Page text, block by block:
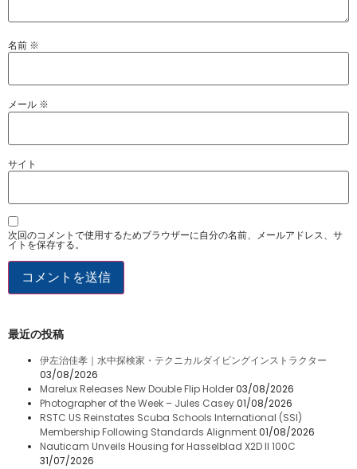
名前 ※
メール ※
サイト
次回のコメントで使用するためブラウザーに自分の名前、メールアドレス、サ
イトを保存する。
最近の投稿
伊左治佳孝｜水中探検家・テクニカルダイビングインストラクター
03/08/2026
Marelux Releases New Double Flip Holder03/08/2026
Photographer of the Week – Jules Casey01/08/2026
RSTC US Reinstates Scuba Schools International (SSI)
Membership Following Standards Alignment01/08/2026
Nauticam Unveils Housing for Hasselblad X2D II 100C
31/07/2026